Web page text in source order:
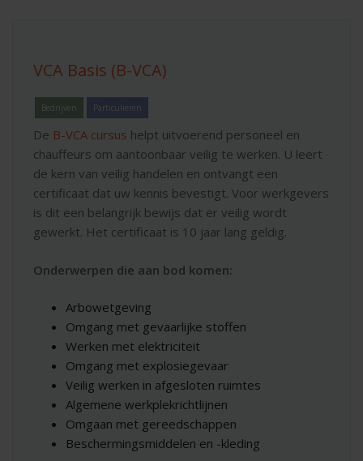
VCA Basis (B-VCA)
Bedrijven Particulieren
De B-VCA cursus helpt uitvoerend personeel en
chauffeurs om aantoonbaar veilig te werken. U leert
de kern van veilig handelen en ontvangt een
certificaat dat uw kennis bevestigt. Voor werkgevers
is dit een belangrijk bewijs dat er veilig wordt
gewerkt. Het certificaat is 10 jaar lang geldig.
Onderwerpen die aan bod komen:
Arbowetgeving
Omgang met gevaarlijke stoffen
Werken met elektriciteit
Omgang met explosiegevaar
Veilig werken in afgesloten ruimtes
Algemene werkplekrichtlijnen
Omgaan met gereedschappen
Beschermingsmiddelen en -kleding